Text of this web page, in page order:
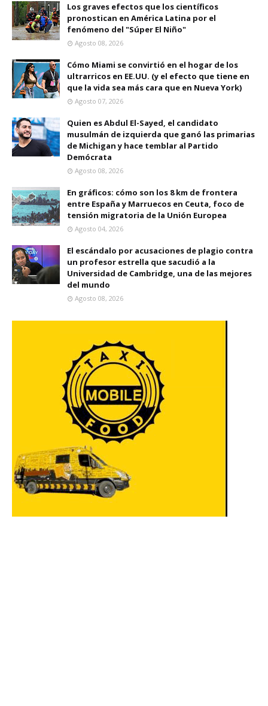
Los graves efectos que los científicos
pronostican en América Latina por el
fenómeno del "Súper El Niño"
Agosto 08, 2026
Cómo Miami se convirtió en el hogar de los
ultrarricos en EE.UU. (y el efecto que tiene en
que la vida sea más cara que en Nueva York)
Agosto 07, 2026
Quien es Abdul El-Sayed, el candidato
musulmán de izquierda que ganó las primarias
de Michigan y hace temblar al Partido
Demócrata
Agosto 08, 2026
En gráficos: cómo son los 8 km de frontera
entre España y Marruecos en Ceuta, foco de
tensión migratoria de la Unión Europea
Agosto 04, 2026
El escándalo por acusaciones de plagio contra
un profesor estrella que sacudió a la
Universidad de Cambridge, una de las mejores
del mundo
Agosto 08, 2026